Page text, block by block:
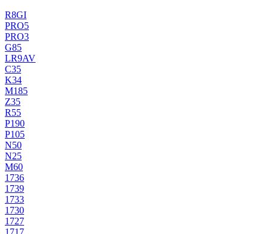
R8GI
PRO5
PRO3
G85
LR9AV
C35
K34
M185
Z35
R55
P190
P105
N50
N25
M60
1736
1739
1733
1730
1727
1717